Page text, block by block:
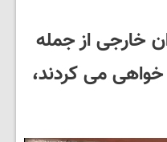
خارجی از جمله
خواهی می کردند،